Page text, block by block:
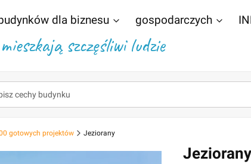
dla biznesu gospodarczych
szczęśliwi ludzie
gotowych projektów Jeziorany
Jeziorany